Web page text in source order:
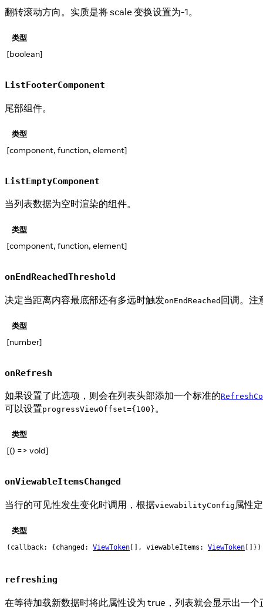
翻转滚动方向。实质是将 scale 变换设置为-1。
类型
[boolean]
ListFooterComponent
尾部组件。
类型
[component, function, element]
ListEmptyComponent
当列表数据为空时渲染的组件。
类型
[component, function, element]
onEndReachedThreshold
决定当距离内容最底部还有多远时触发onEndReached 回调。注
类型
[number]
onRefresh
如果设置了此选项，则会在列表头部添加一个标准的
可以设置progressViewOffset={100}。
类型
[() => void]
onViewableItemsChanged
当行的可见性发生变化时调用，根据viewabilityConfig 属性
类型
(callback: {changed: ViewToken [], viewableItems: ViewToken []})
refreshing
在等待加载新数据时将此属性设为 true，列表就会显示出一个